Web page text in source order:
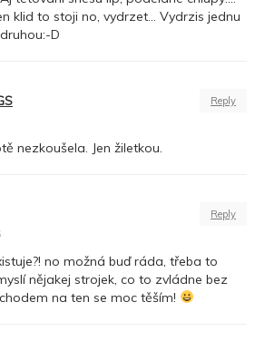
klid to stoji no, vydrzet… Vydrzis jednu
D
Reply
nezkoušela. Jen žiletkou.
Reply
no možná buď ráda, třeba to
nějakej strojek, co to zvládne bez
na ten se moc těším!